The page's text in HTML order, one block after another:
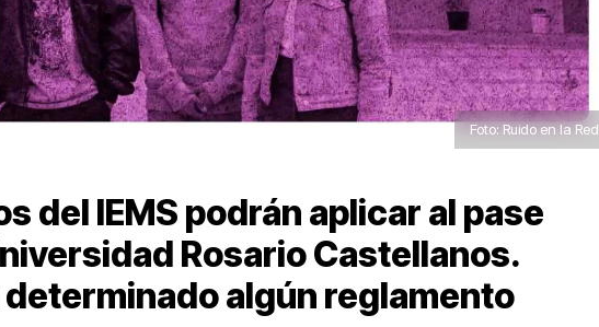
Foto: Ruido en la Red
del IEMS podrán aplicar al pase
Rosario Castellanos.
determinado algún reglamento